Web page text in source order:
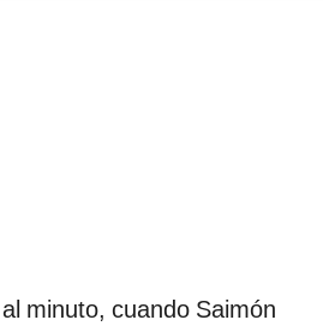
minuto, cuando Saimón